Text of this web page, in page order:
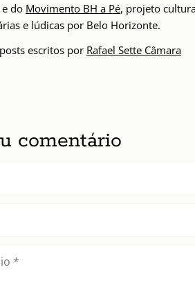
do Movimento BH a Pé, projeto
e lúdicas por Belo Horizonte.
escritos por Rafael Sette Câmara
comentário